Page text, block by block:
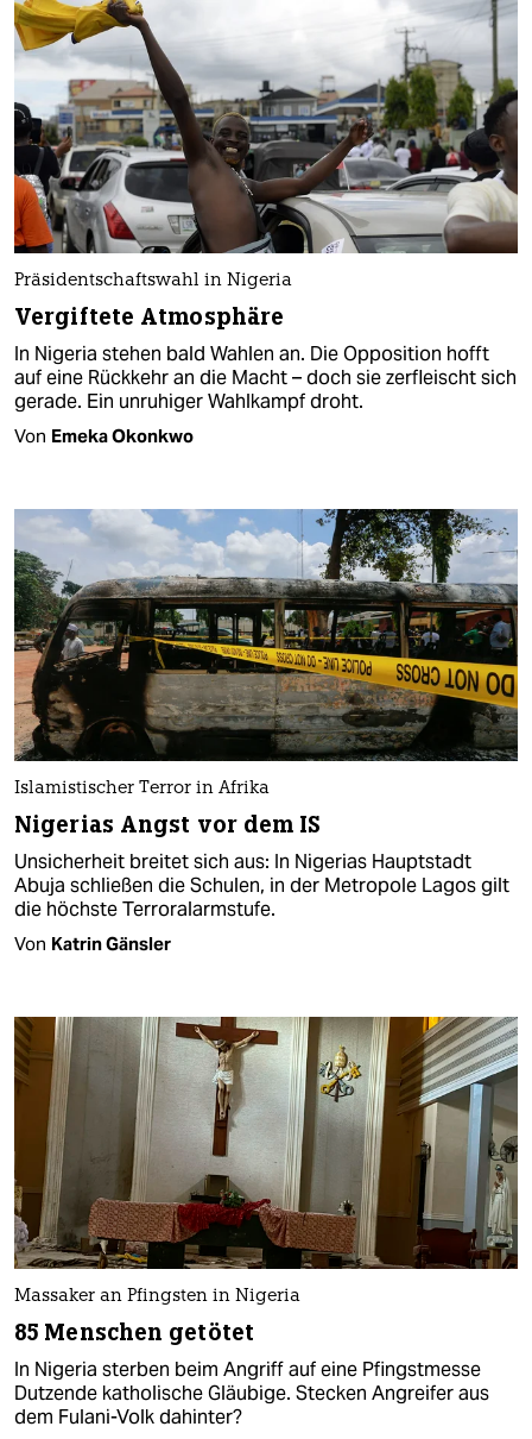
Präsidentschaftswahl in Nigeria
Vergiftete Atmosphäre
In Nigeria stehen bald Wahlen an. Die Opposition hofft
auf eine Rückkehr an die Macht – doch sie zerfleischt sich
gerade. Ein unruhiger Wahlkampf droht.
Von Emeka Okonkwo
Islamistischer Terror in Afrika
Nigerias Angst vor dem IS
Unsicherheit breitet sich aus: In Nigerias Hauptstadt
Abuja schließen die Schulen, in der Metropole Lagos gilt
die höchste Terroralarmstufe.
Von Katrin Gänsler
Massaker an Pfingsten in Nigeria
85 Menschen getötet
In Nigeria sterben beim Angriff auf eine Pfingstmesse
Dutzende katholische Gläubige. Stecken Angreifer aus
dem Fulani-Volk dahinter?